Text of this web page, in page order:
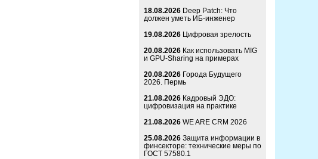
18.08.2026 Deep Patch: Что
должен уметь ИБ-инженер
19.08.2026 Цифровая зрелость
20.08.2026 Как использовать MIG
и GPU-Sharing на примерах
20.08.2026 Города Будущего
2026. Пермь
21.08.2026 Кадровый ЭДО:
цифровизация на практике
21.08.2026 WE ARE CRM 2026
25.08.2026 Защита информации в
финсекторе: технические меры по
ГОСТ 57580.1